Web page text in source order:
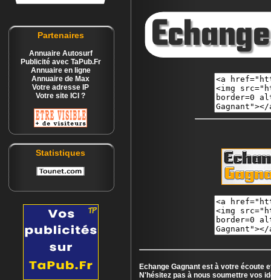
Partenaires
Annuaire Autosurf
Publicité avec TaPub.Fr
Annuaire en ligne
Annuaire de Max
Votre adresse IP
Votre site ICI ?
Statistiques
Echange Gagnant est à votre écoute
N'hésitez pas à nous soumettre vos